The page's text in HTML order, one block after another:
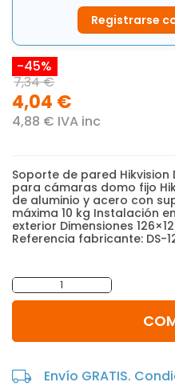
Registrarse
-45%
7,34 €
4,04 €
4,88 € IVA inc
Soporte de pared Hikvision
para cámaras domo fijo
de aluminio y acero con
máxima 10 kg Instalación
exterior Dimensiones
Referencia fabricante: DS-
- +
Envío GRATIS.